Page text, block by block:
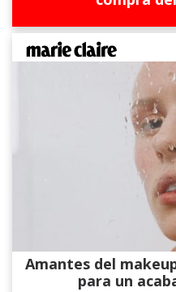
Amantes del
para un